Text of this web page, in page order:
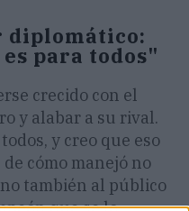
diplomático:
para todos"
crecido con el
y alabar a su rival.
y creo que eso
cómo manejó no
también al público